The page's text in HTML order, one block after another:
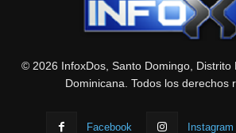
© 2026 InfoxDos, Santo Domingo, Distrito
Dominicana. Todos los derechos
Facebook Instagram